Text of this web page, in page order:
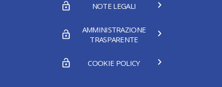
NOTE LEGALI
AMMINISTRAZIONE
TRASPARENTE
COOKIE POLICY